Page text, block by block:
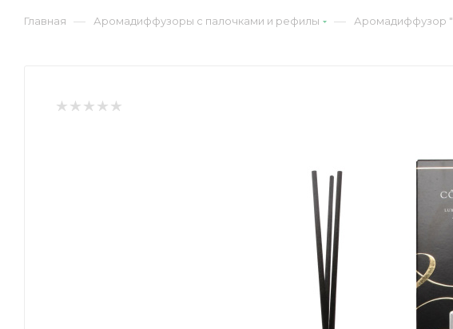
Главная — Аромадиффузоры с палочками и рефилы — Аромадиффузор